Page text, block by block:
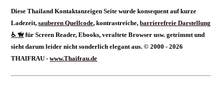
Diese Thailand Kontaktanzeigen Seite wurde konsequent auf kurze
Ladezeit,sauberen Quellcode, kontrastreiche,barrierefreie Darstellung
♿ 🦮 für Screen Reader, Ebooks, veraltete Browser usw. getrimmt und
sieht darum leider nicht sonderlich elegant aus. © 2000 - 2026
THAIFRAU -www.Thaifrau.de